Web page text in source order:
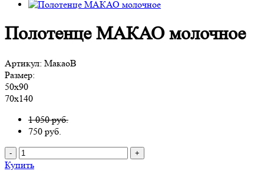
Полотенце МАКАО молочное
Артикул: МакаоВ
Размер:
50х90
70х140
1 050 руб.
750 руб.
- +
Купить